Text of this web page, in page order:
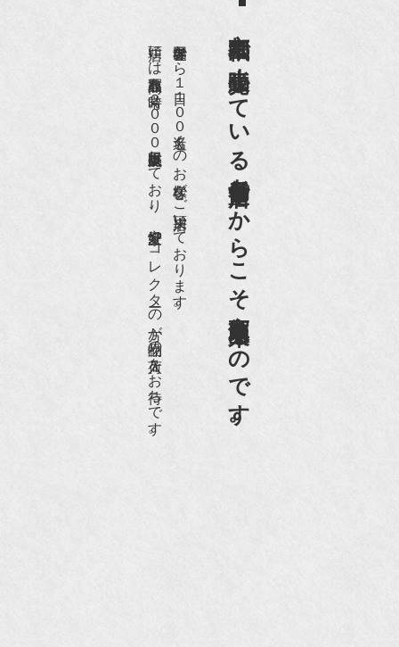
京都祇園で小売販売している
老舗骨董店だからこそ高価買取出来るのです。
世界各国から１日１００名近くのお客様がご来店頂いております。
店頭には買取商品を常時２０００点以上展示販売しており、
愛好家やコレクターの方が品物の入荷をお待ちです。